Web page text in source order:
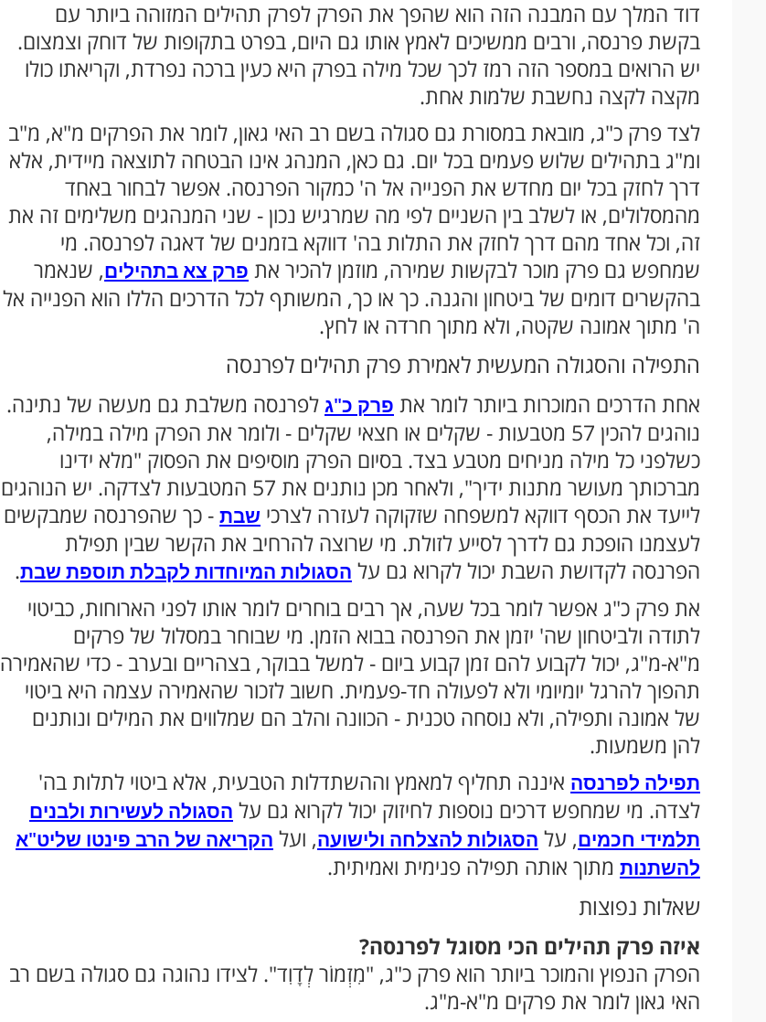
דוד המלך עם המבנה הזה הוא שהפך את הפרק לפרק תהילים המזוהה ביותר עם
בקשת פרנסה, ורבים ממשיכים לאמץ אותו גם היום, בפרט בתקופות של דוחק וצמצום.
יש הרואים במספר הזה רמז לכך שכל מילה בפרק היא כעין ברכה נפרדת, וקריאתו כולו
מקצה לקצה נחשבת שלמות אחת.
לצד פרק כ"ג, מובאת במסורת גם סגולה בשם רב האי גאון, לומר את הפרקים מ"א, מ"ב
ומ"ג בתהילים שלוש פעמים בכל יום. גם כאן, המנהג אינו הבטחה לתוצאה מיידית, אלא
דרך לחזק בכל יום מחדש את הפנייה אל ה' כמקור הפרנסה. אפשר לבחור באחד
מהמסלולים, או לשלב בין השניים לפי מה שמרגיש נכון - שני המנהגים משלימים זה את
זה, וכל אחד מהם דרך לחזק את התלות בה' דווקא בזמנים של דאגה לפרנסה. מי
שמחפש גם פרק מוכר לבקשות שמירה, מוזמן להכיר את פרק צא בתהילים, שנאמר
בהקשרים דומים של ביטחון והגנה. כך או כך, המשותף לכל הדרכים הללו הוא הפנייה אל
ה' מתוך אמונה שקטה, ולא מתוך חרדה או לחץ.
התפילה והסגולה המעשית לאמירת פרק תהילים לפרנסה
אחת הדרכים המוכרות ביותר לומר את פרק כ"ג לפרנסה משלבת גם מעשה של נתינה.
נוהגים להכין 57 מטבעות - שקלים או חצאי שקלים - ולומר את הפרק מילה במילה,
כשלפני כל מילה מניחים מטבע בצד. בסיום הפרק מוסיפים את הפסוק "מלא ידינו
מברכותך מעושר מתנות ידיך", ולאחר מכן נותנים את 57 המטבעות לצדקה. יש הנוהגים
לייעד את הכסף דווקא למשפחה שזקוקה לעזרה לצרכי שבת - כך שהפרנסה שמבקשים
לעצמנו הופכת גם לדרך לסייע לזולת. מי שרוצה להרחיב את הקשר שבין תפילת
הפרנסה לקדושת השבת יכול לקרוא גם על הסגולות המיוחדות לקבלת תוספת שבת.
את פרק כ"ג אפשר לומר בכל שעה, אך רבים בוחרים לומר אותו לפני הארוחות, כביטוי
לתודה ולביטחון שה' יזמן את הפרנסה בבוא הזמן. מי שבוחר במסלול של פרקים
מ"א-מ"ג, יכול לקבוע להם זמן קבוע ביום - למשל בבוקר, בצהריים ובערב - כדי שהאמירה
תהפוך להרגל יומיומי ולא לפעולה חד-פעמית. חשוב לזכור שהאמירה עצמה היא ביטוי
של אמונה ותפילה, ולא נוסחה טכנית - הכוונה והלב הם שמלווים את המילים ונותנים
להן משמעות.
תפילה לפרנסה איננה תחליף למאמץ וההשתדלות הטבעית, אלא ביטוי לתלות בה'
לצדה. מי שמחפש דרכים נוספות לחיזוק יכול לקרוא גם על הסגולה לעשירות ולבנים
תלמידי חכמים, על הסגולות להצלחה ולישועה, ועל הקריאה של הרב פינטו שליט"א
להשתנות מתוך אותה תפילה פנימית ואמיתית.
שאלות נפוצות
איזה פרק תהילים הכי מסוגל לפרנסה?
הפרק הנפוץ והמוכר ביותר הוא פרק כ"ג, "מִזְמוֹר לְדָוִד". לצידו נהוגה גם סגולה בשם רב
האי גאון לומר את פרקים מ"א-מ"ג.